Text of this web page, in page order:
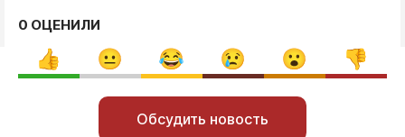
0 ОЦЕНИЛИ
Обсудить новость